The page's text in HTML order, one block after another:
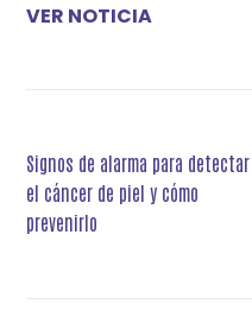
VER NOTICIA
Navegación
de
entradas
Signos de alarma para detectar
el cáncer de piel y cómo
prevenirlo